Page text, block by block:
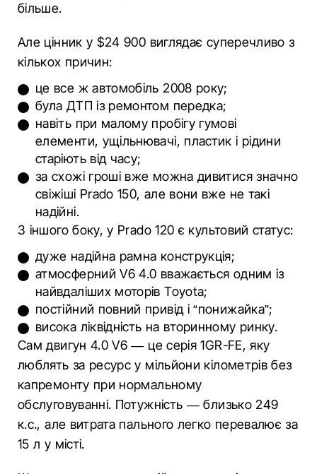
більше.
Але цінник у $24 900 виглядає суперечливо з
кількох причин:
це все ж автомобіль 2008 року;
була ДТП із ремонтом передка;
навіть при малому пробігу гумові
елементи, ущільнювачі, пластик і рідини
старіють від часу;
за схожі гроші вже можна дивитися значно
свіжіші Prado 150, але вони вже не такі
надійні.
З іншого боку, у Prado 120 є культовий статус:
дуже надійна рамна конструкція;
атмосферний V6 4.0 вважається одним із
найвдаліших моторів Toyota;
постійний повний привід і “понижайка”;
висока ліквідність на вторинному ринку.
Сам двигун 4.0 V6 — це серія 1GR-FE, яку
люблять за ресурс у мільйони кілометрів без
капремонту при нормальному
обслуговуванні. Потужність — близько 249
к.с., але витрата пального легко перевалює за
15 л у місті.